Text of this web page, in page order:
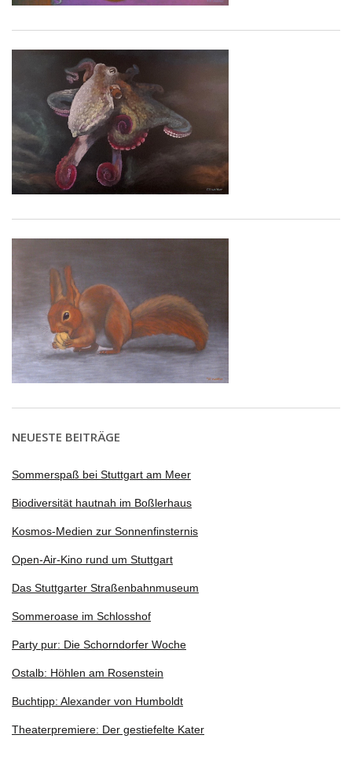
NEUESTE BEITRÄGE
Sommerspaß bei Stuttgart am Meer
Biodiversität hautnah im Boßlerhaus
Kosmos-Medien zur Sonnenfinsternis
Open-Air-Kino rund um Stuttgart
Das Stuttgarter Straßenbahnmuseum
Sommeroase im Schlosshof
Party pur: Die Schorndorfer Woche
Ostalb: Höhlen am Rosenstein
Buchtipp: Alexander von Humboldt
Theaterpremiere: Der gestiefelte Kater